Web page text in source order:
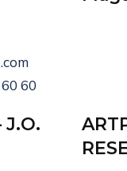
60
J.O.